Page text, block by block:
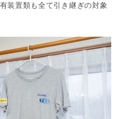
装置類も全て引き継ぎの対象